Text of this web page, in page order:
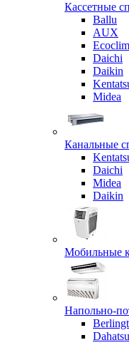
Кассетные
Ballu
AUX
Daichi
Daikin
Midea
Канальные
Daichi
Midea
Daikin
Мобильные
Напольно-
Dahatsu